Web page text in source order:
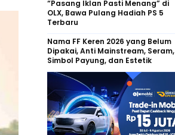
“Pasang Iklan Pasti Menang” di
OLX, Bawa Pulang Hadiah PS 5
Terbaru
Nama FF Keren 2026 yang Belum
Dipakai, Anti Mainstream, Seram,
Simbol Payung, dan Estetik